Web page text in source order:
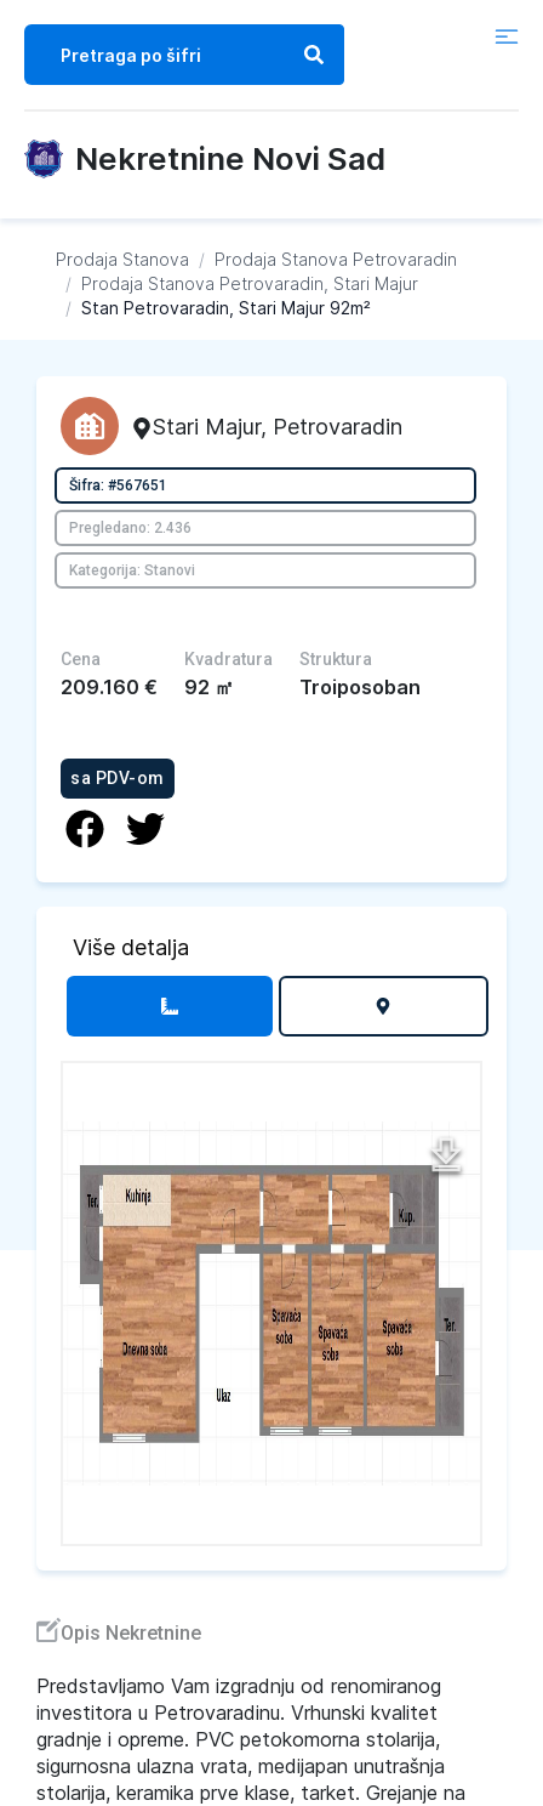
Nekretnine Novi Sad
Prodaja Stanova / Prodaja Stanova Petrovaradin
/ Prodaja Stanova Petrovaradin, Stari Majur
/ Stan Petrovaradin, Stari Majur 92m²
Stari Majur, Petrovaradin
Šifra: #567651
Pregledano: 2.436
Kategorija: Stanovi
Cena
209.160 €
Kvadratura
92 ㎡
Struktura
Troiposoban
sa PDV-om
Više detalja
Opis Nekretnine
Predstavljamo Vam izgradnju od renomiranog
investitora u Petrovaradinu. Vrhunski kvalitet
gradnje i opreme. PVC petokomorna stolarija,
sigurnosna ulazna vrata, medijapan unutrašnja
stolarija, keramika prve klase, tarket. Grejanje na